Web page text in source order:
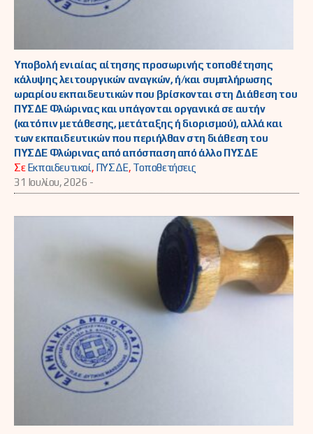
Υποβολή ενιαίας αίτησης προσωρινής τοποθέτησης
κάλυψης λειτουργικών αναγκών, ή/και συμπλήρωσης
ωραρίου εκπαιδευτικών που βρίσκονται στη Διάθεση του
ΠΥΣΔΕ Φλώρινας και υπάγονται οργανικά σε αυτήν
(κατόπιν μετάθεσης, μετάταξης ή διορισμού), αλλά και
των εκπαιδευτικών που περιήλθαν στη διάθεση του
ΠΥΣΔΕ Φλώρινας από απόσπαση από άλλο ΠΥΣΔΕ
ΣεΕκπαιδευτικοί, ΠΥΣΔΕ, Τοποθετήσεις
31 Ιουλίου, 2026 -